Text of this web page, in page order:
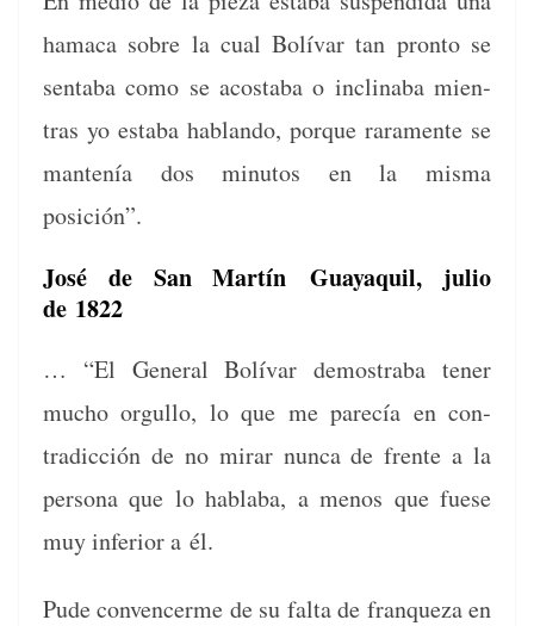
hamaca sobre la cual Bolí­var tan pron­to se
senta­ba como se acosta­ba o inclin­a­ba mien­
tras yo esta­ba hablan­do, porque rara­mente se
man­tenía dos min­u­tos en la mis­ma
posición”.
José de San MartínGuayaquil, julio
de 1822
… “El Gen­er­al Bolí­var demostra­ba ten­er
mucho orgul­lo, lo que me parecía en con­
tradic­ción de no mirar nun­ca de frente a la
per­sona que lo habla­ba, a menos que fuese
muy infe­ri­or a él.
Pude con­vencerme de su fal­ta de fran­queza en